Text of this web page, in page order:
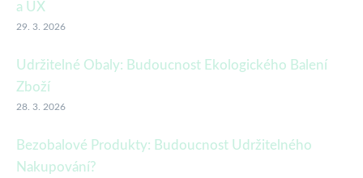
a UX
29. 3. 2026
Udržitelné Obaly: Budoucnost Ekologického Balení
Zboží
28. 3. 2026
Bezobalové Produkty: Budoucnost Udržitelného
Nakupování?